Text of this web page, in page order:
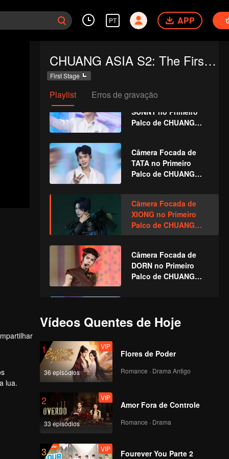
PT APP
CHUANG ASIA S2: The First Public Performance
First Stage
Playlist Erros de gravação
RYAN WINTER no
Primeiro Palco de
CHUANG ASIA S2
EARTH no Primeiro
Câmera Focada de
SUNNY no Primeiro
Palco de CHUANG
Câmera Focada de
TATA no Primeiro
Palco de CHUANG
Câmera Focada de
XIONG no Primeiro
Palco de CHUANG
ASIA S2
Câmera Focada de
DORN no Primeiro
Palco de CHUANG
JUNXI no Primeiro
Palco de CHUANG
Câmera Focada de
GUANMING no
Câmera Focada de
KEVIN no Primeiro
lua.
Vídeos Quentes de Hoje
1
36 episódios
VIP
Flores de Poder
Romance · Drama Antigo
2
33 episódios
VIP
Amor Fora de Controle
Romance · Drama
3 VIP
Fourever You Parte 2